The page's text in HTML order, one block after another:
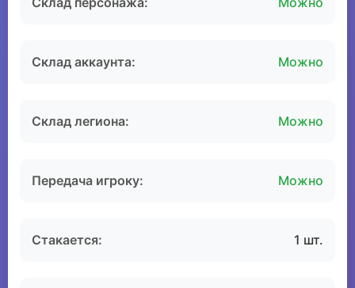
Склад аккаунта: Можно
Склад легиона: Можно
Передача игроку: Можно
Стакается: 1 шт.